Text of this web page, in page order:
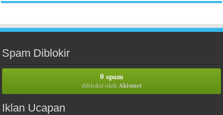
Spam Diblokir
0 spam
diblokir oleh Akismet
Iklan Ucapan